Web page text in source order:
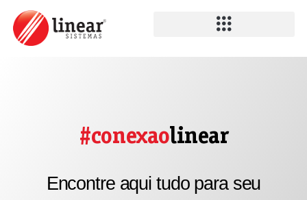
#conexaolinear
Encontre aqui tudo para seu